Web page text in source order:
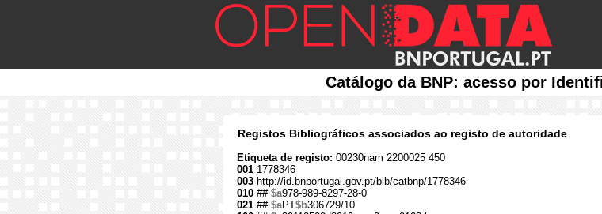
Catálogo da BNP: acesso por
Registos Bibliográficos associados ao registo de autoridade
Etiqueta de registo: 00230nam 2200025 450
001 1778346
003 http://id.bnportugal.gov.pt/bib/catbnp/1778346
010 ## $a978-989-8297-28-0
021 ## $aPT$b306729/10